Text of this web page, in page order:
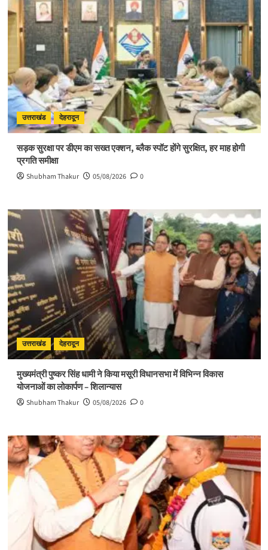
है
आत्मिक
उन्नति:
विदुषी
अदिति
भारती
उत्तराखंड देहरादून
सड़क सुरक्षा पर डीएम का सख्त एक्शन, ब्लैक स्पॉट होंगे सुरक्षित, हर माह होगी
प्रगति समीक्षा
Shubham Thakur 05/08/2026 0
उत्तराखंड देहरादून
मुख्यमंत्री पुष्कर सिंह धामी ने किया मसूरी विधानसभा में विभिन्न विकास
योजनाओं का लोकार्पण – शिलान्यास
Shubham Thakur 05/08/2026 0